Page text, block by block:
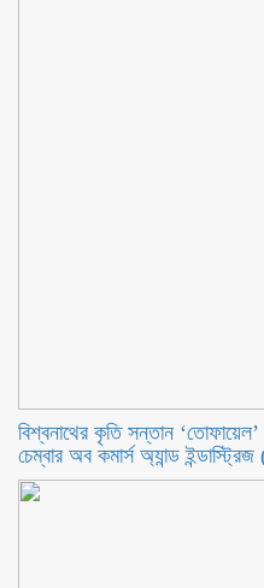
বিশ্বনাথের কৃতি সন্তান ‘তোফায়েল’
চেম্বার অব কমার্স অ্যান্ড